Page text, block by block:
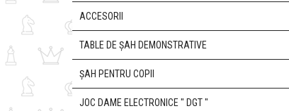
ACCESORII
TABLE DE ȘAH DEMONSTRATIVE
ȘAH PENTRU COPII
JOC DAME ELECTRONICE " DGT "